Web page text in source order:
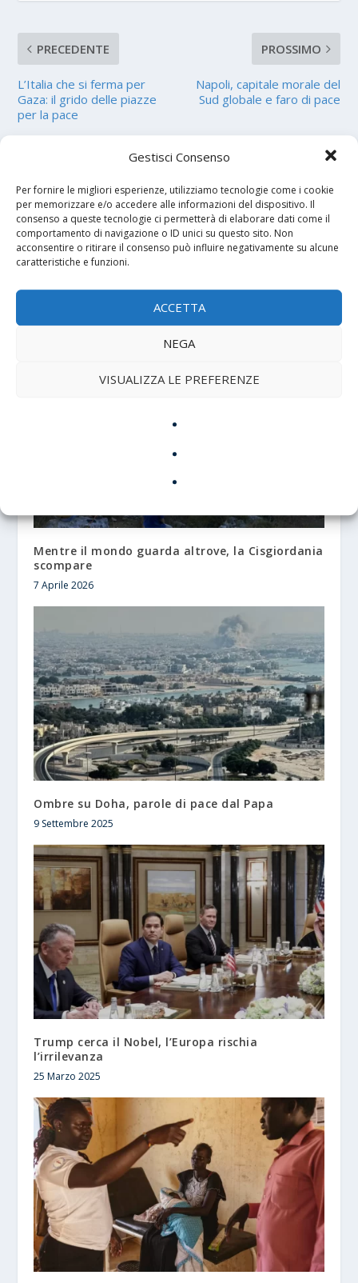
Gestisci Consenso
Per fornire le migliori esperienze, utilizziamo tecnologie come i cookie
per memorizzare e/o accedere alle informazioni del dispositivo. Il
consenso a queste tecnologie ci permetterà di elaborare dati come il
comportamento di navigazione o ID unici su questo sito. Non
acconsentire o ritirare il consenso può influire negativamente su alcune
caratteristiche e funzioni.
ACCETTA
NEGA
VISUALIZZA LE PREFERENZE
PRECEDENTE
L’Italia che si ferma per
Gaza: il grido delle piazze
per la pace
PROSSIMO
Napoli, capitale morale del
Sud globale e faro di pace
CIRCA L'AUTORE
Alfonso Bruno
POST CORRELATI
Mentre il mondo guarda altrove, la Cisgiordania
scompare
7 Aprile 2026
Ombre su Doha, parole di pace dal Papa
9 Settembre 2025
Trump cerca il Nobel, l’Europa rischia
l’irrilevanza
25 Marzo 2025